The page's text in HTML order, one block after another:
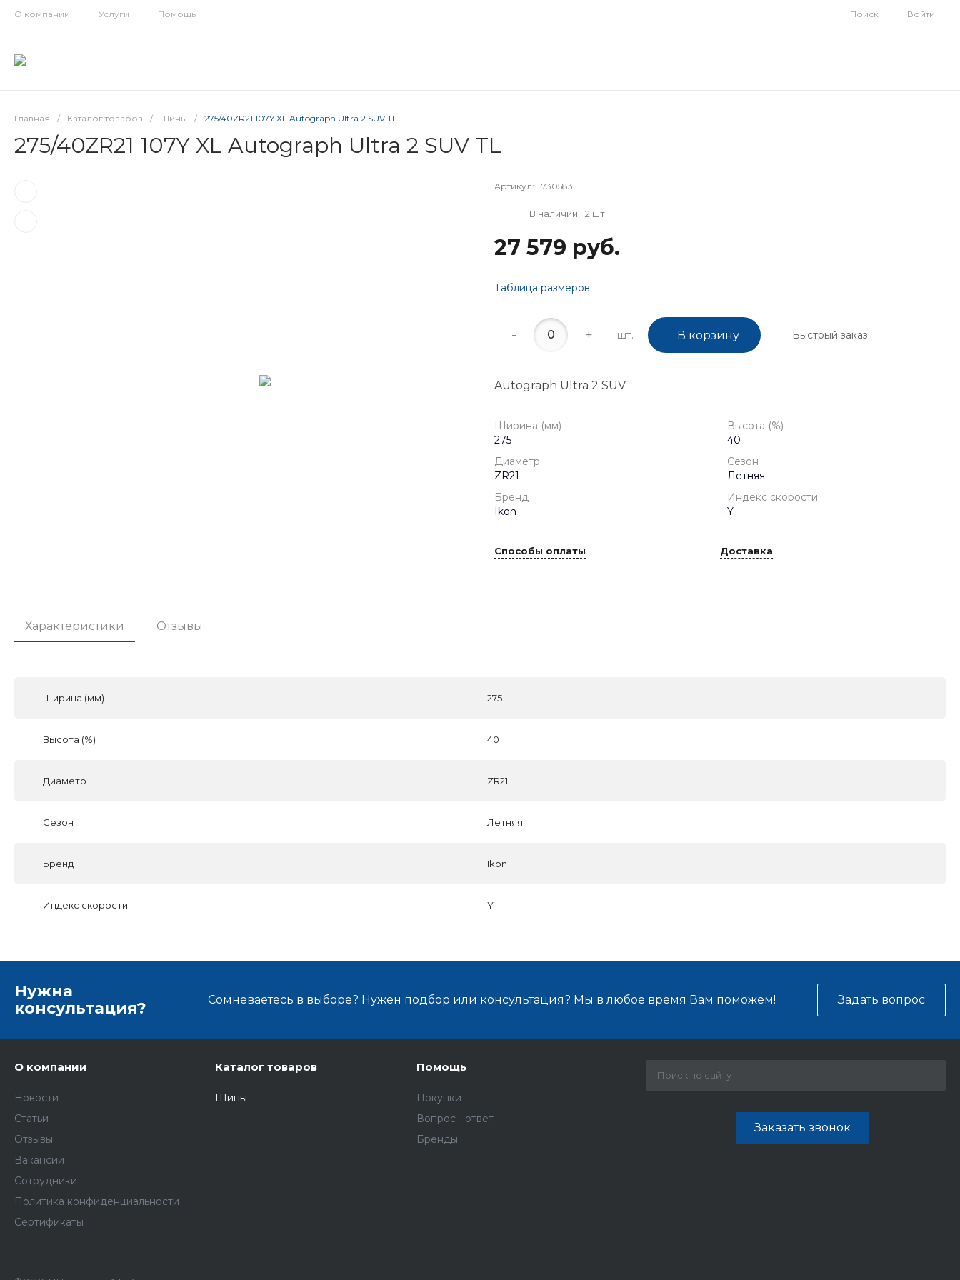
О компании Услуги Помощь Поиск Войти
Главная / Каталог товаров / Шины / 275/40ZR21 107Y XL Autograph Ultra 2 SUV TL
275/40ZR21 107Y XL Autograph Ultra 2 SUV TL
Артикул: T730583
В наличии: 12 шт
27 579 руб.
Таблица размеров
- + шт. В корзину Быстрый заказ
Autograph Ultra 2 SUV
Ширина (мм)
275
Высота (%)
40
Диаметр
ZR21
Сезон
Летняя
Бренд
Ikon
Индекс скорости
Y
Способы оплаты Доставка
Характеристики Отзывы
Ширина (мм) 275
Высота (%) 40
Диаметр ZR21
Сезон Летняя
Бренд Ikon
Индекс скорости Y
Нужна
консультация?
Сомневаетесь в выборе? Нужен подбор или консультация? Мы в любое время Вам поможем! Задать вопрос
О компании
Новости
Статьи
Отзывы
Вакансии
Сотрудники
Политика конфиденциальности
Сертификаты
Каталог товаров
Шины
Помощь
Покупки
Вопрос - ответ
Бренды
Заказать звонок